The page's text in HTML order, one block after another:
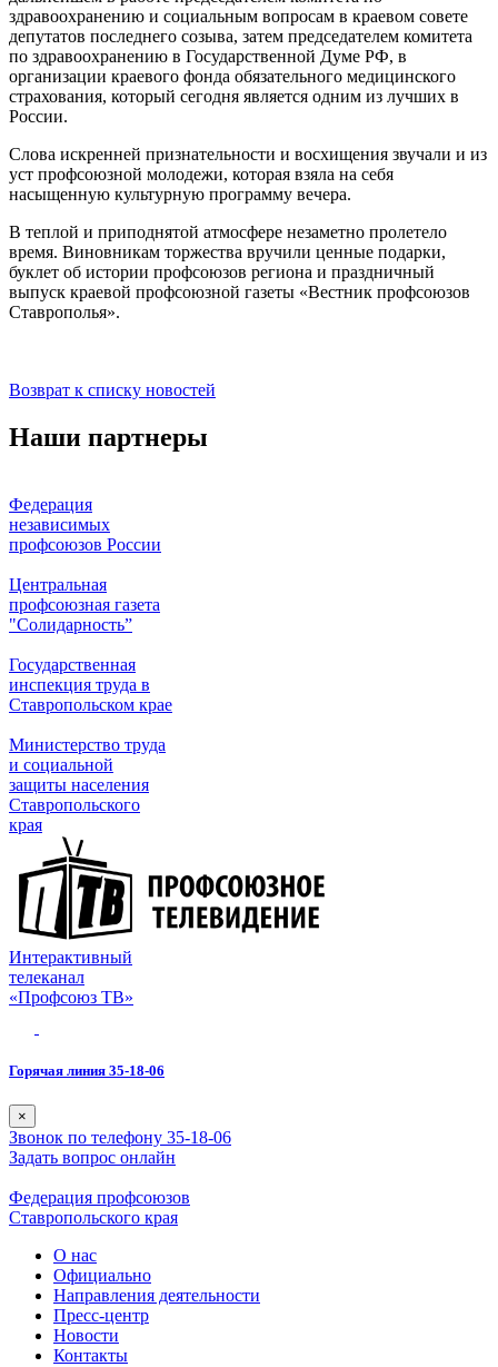
здравоохранению и социальным вопросам в краевом совете
депутатов последнего созыва, затем председателем комитета
по здравоохранению в Государственной Думе РФ, в
организации краевого фонда обязательного медицинского
страхования, который сегодня является одним из лучших в
России.
Слова искренней признательности и восхищения звучали и из
уст профсоюзной молодежи, которая взяла на себя
насыщенную культурную программу вечера.
В теплой и приподнятой атмосфере незаметно пролетело
время. Виновникам торжества вручили ценные подарки,
буклет об истории профсоюзов региона и праздничный
выпуск краевой профсоюзной газеты «Вестник профсоюзов
Ставрополья».
Возврат к списку новостей
Наши партнеры
Федерация
независимых
профсоюзов России
Центральная
профсоюзная газета
"Солидарность”
Государственная
инспекция труда в
Ставропольском крае
Министерство труда
и социальной
защиты населения
Ставропольского
края
Интерактивный
телеканал
«Профсоюз ТВ»
Горячая линия 35-18-06
×
Звонок по телефону 35-18-06
Задать вопрос онлайн
Федерация профсоюзов
Ставропольского края
О нас
Официально
Направления деятельности
Пресс-центр
Новости
Контакты